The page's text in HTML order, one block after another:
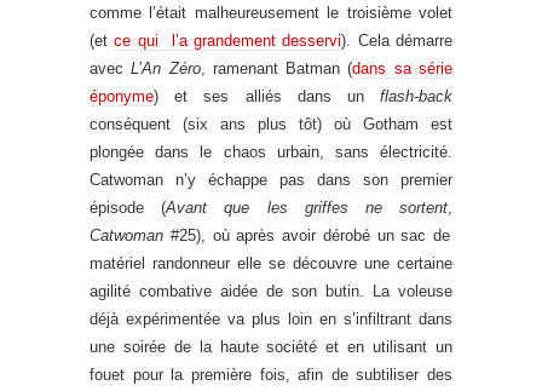
comme l’était malheureusement le troisième volet
(etce qui l’a grandement desservi). Cela démarre
avecL’An Zéro, ramenant Batman (dans sa série
éponyme) et ses alliés dans un flash-back
conséquent (six ans plus tôt) où Gotham est
plongée dans le chaos urbain, sans électricité.
Catwoman n’y échappe pas dans son premier
épisode (Avant que les griffes ne sortent,
Catwoman #25), où après avoir dérobé un sac de
matériel randonneur elle se découvre une certaine
agilité combative aidée de son butin. La voleuse
déjà expérimentée va plus loin en s’infiltrant dans
une soirée de la haute société et en utilisant un
fouet pour la première fois, afin de subtiliser des